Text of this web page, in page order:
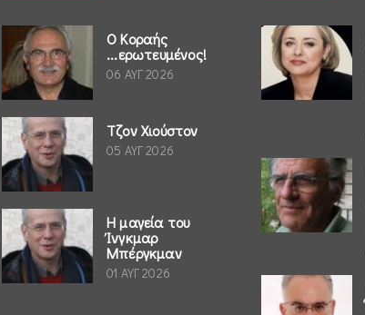
Ο Κοραής
...ερωτευμένος!
06 ΑΥΓ 2026
Τζον Χιούστον
05 ΑΥΓ 2026
Η μαγεία του
Ίνγκμαρ
Μπέργκμαν
01 ΑΥΓ 2026